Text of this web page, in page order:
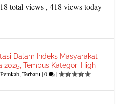
total views , 418 views today
Dalam Indeks Masyarakat
2025, Tembus Kategori High
Pemkab,Terbaru |0 |